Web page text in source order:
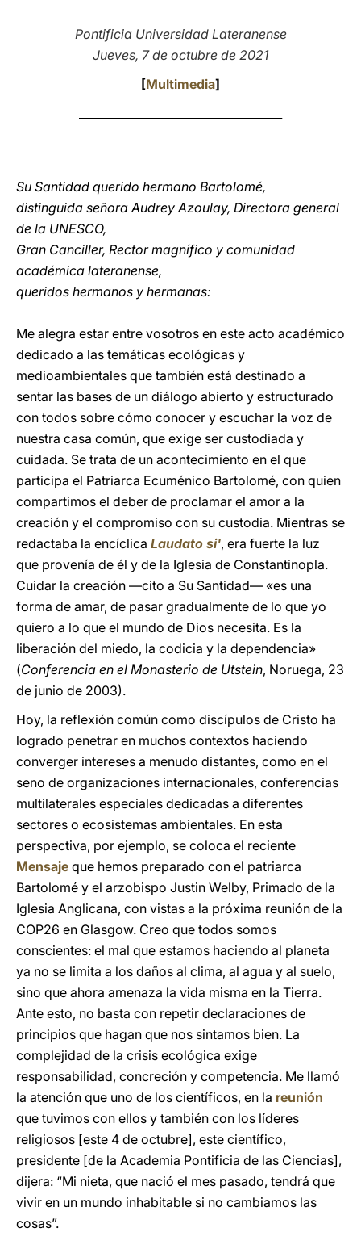
Pontificia Universidad Lateranense
Jueves, 7 de octubre de 2021
[Multimedia]
Su Santidad querido hermano Bartolomé,
distinguida señora Audrey Azoulay, Directora general
de la UNESCO,
Gran Canciller, Rector magnífico y comunidad
académica lateranense,
queridos hermanos y hermanas:
Me alegra estar entre vosotros en este acto académico
dedicado a las temáticas ecológicas y
medioambientales que también está destinado a
sentar las bases de un diálogo abierto y estructurado
con todos sobre cómo conocer y escuchar la voz de
nuestra casa común, que exige ser custodiada y
cuidada. Se trata de un acontecimiento en el que
participa el Patriarca Ecuménico Bartolomé, con quien
compartimos el deber de proclamar el amor a la
creación y el compromiso con su custodia. Mientras se
redactaba la encíclica Laudato si', era fuerte la luz
que provenía de él y de la Iglesia de Constantinopla.
Cuidar la creación —cito a Su Santidad— «es una
forma de amar, de pasar gradualmente de lo que yo
quiero a lo que el mundo de Dios necesita. Es la
liberación del miedo, la codicia y la dependencia»
(Conferencia en el Monasterio de Utstein, Noruega, 23
de junio de 2003).
Hoy, la reflexión común como discípulos de Cristo ha
logrado penetrar en muchos contextos haciendo
converger intereses a menudo distantes, como en el
seno de organizaciones internacionales, conferencias
multilaterales especiales dedicadas a diferentes
sectores o ecosistemas ambientales. En esta
perspectiva, por ejemplo, se coloca el reciente
Mensaje que hemos preparado con el patriarca
Bartolomé y el arzobispo Justin Welby, Primado de la
Iglesia Anglicana, con vistas a la próxima reunión de la
COP26 en Glasgow. Creo que todos somos
conscientes: el mal que estamos haciendo al planeta
ya no se limita a los daños al clima, al agua y al suelo,
sino que ahora amenaza la vida misma en la Tierra.
Ante esto, no basta con repetir declaraciones de
principios que hagan que nos sintamos bien. La
complejidad de la crisis ecológica exige
responsabilidad, concreción y competencia. Me llamó
la atención que uno de los científicos, en la reunión
que tuvimos con ellos y también con los líderes
religiosos [este 4 de octubre], este científico,
presidente [de la Academia Pontificia de las Ciencias],
dijera: “Mi nieta, que nació el mes pasado, tendrá que
vivir en un mundo inhabitable si no cambiamos las
cosas”.